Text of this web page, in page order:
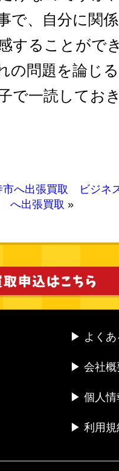
で、自分に関
することがで
の問題を論じ
で一読してお
へ出張買取
ビジネ
へ出張買取 »
▶ よくあ
▶ 会社概
▶ 個人情
▶ 利用規